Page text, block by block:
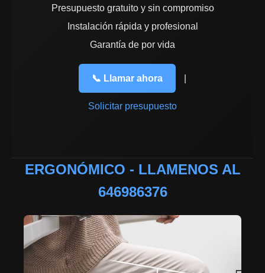
Presupuesto gratuito y sin compromiso
Instalación rápida y profesional
Garantía de por vida
📞 Llamar ahora
Solicitar presupuesto
ERGONÓMICO - LLAMENOS AL
646986376